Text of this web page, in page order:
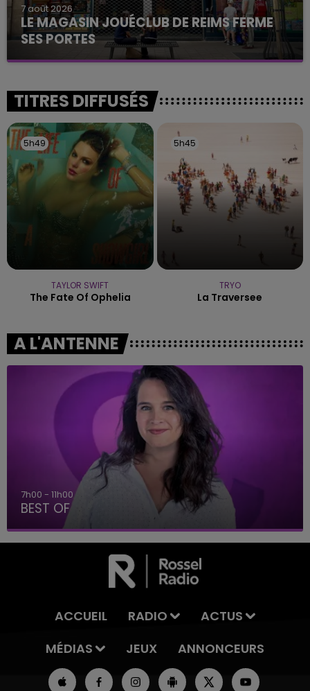
7 août 2026
LE MAGASIN JOUÉCLUB DE REIMS FERME
SES PORTES
C'était l'une des institutions du centre-ville
fermer ses portes.
TITRES DIFFUSÉS
5h49
5h49
TAYLOR SWIFT
The Fate Of Ophelia
5h45
5h45
TRYO
La Traversee
A L'ANTENNE
7h00 - 11h00
BEST OF
ACCUEIL RADIO
ACTUS
MÉDIAS
JEUX ANNONCEURS